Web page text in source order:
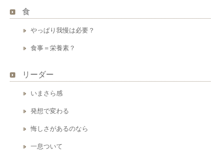
食
やっぱり我慢は必要？
食事＝栄養素？
リーダー
いまさら感
発想で変わる
悔しさがあるのなら
一息ついて